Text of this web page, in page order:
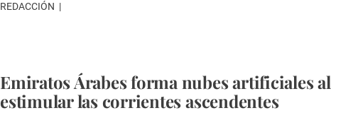
REDACCIÓN
Emiratos Árabes forma nubes artificiales al
estimular las corrientes ascendentes